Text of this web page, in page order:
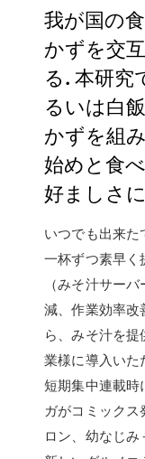
我が国の
かずを交
る. 本研究
るいは白
かずを組
始めと食
好ましさ
いつでも出来た
一杯ずつ素早く
（みそ汁サー
減、作業効率改
ら、みそ汁を
業様に導入いた
短期集中連載時
ガがコミック
ロン、幼なじ